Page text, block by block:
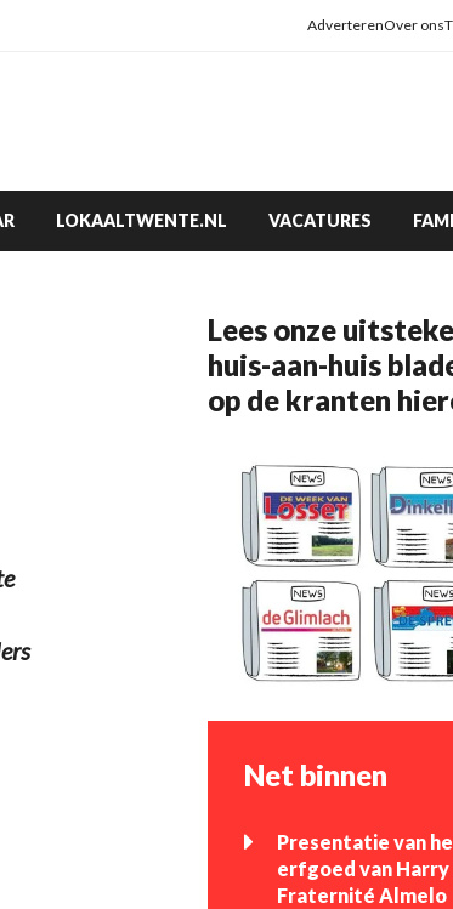
AdverterenOver ons
LOKAALTWENTE.NL VACATURES
Lees onze
huis-aan-huis
op de kranten
Net binnen
Presentatie van
erfgoed van Harry
Fraternité Almelo